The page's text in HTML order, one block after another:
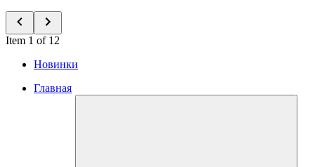
Item 1 of 12
Новинки
Главная